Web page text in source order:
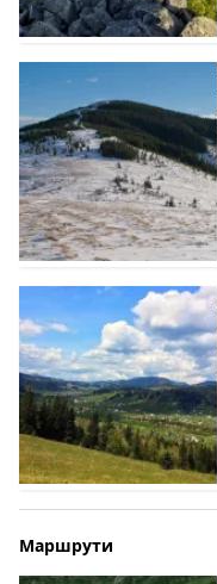
Маршрути